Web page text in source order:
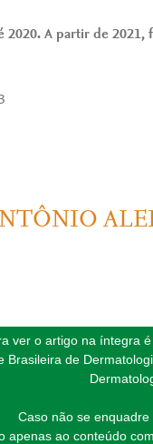
2020. A partir de
ver o artigo na íntegra
Brasileira de
Caso não se
apenas ao conteúdo